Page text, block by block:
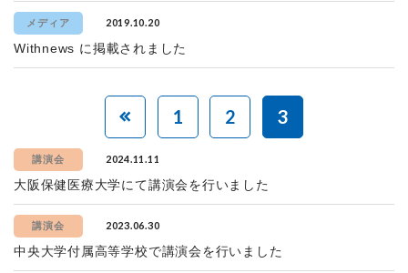
メディア 2019.10.20
Withnews に掲載されました
1 2 3
講演会 2024.11.11
大阪保健医療大学にて講演会を行いました
講演会 2023.06.30
中央大学付属高等学校で講演会を行いました